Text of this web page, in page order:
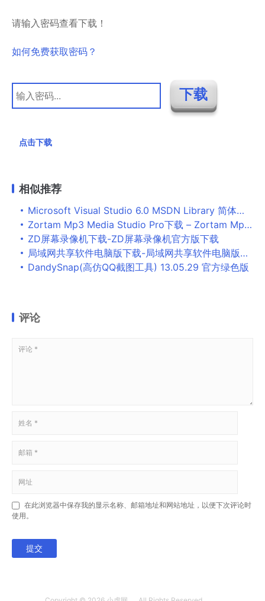
请输入密码查看下载！
如何免费获取密码？
点击下载
相似推荐
Microsoft Visual Studio 6.0 MSDN Library 简体中文版 1.05G
Zortam Mp3 Media Studio Pro下载 – Zortam Mp3 Media Studio Pro 30.0 免费版
ZD屏幕录像机下载-ZD屏幕录像机官方版下载
局域网共享软件电脑版下载-局域网共享软件电脑版绿色版v6.0.0.14 免费版下载
DandySnap(高仿QQ截图工具) 13.05.29 官方绿色版
评论
在此浏览器中保存我的显示名称、邮箱地址和网站地址，以便下次评论时
使用。
提交